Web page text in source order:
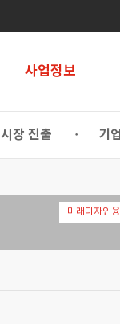
사업정보
장 진출 • 기
미래디자인